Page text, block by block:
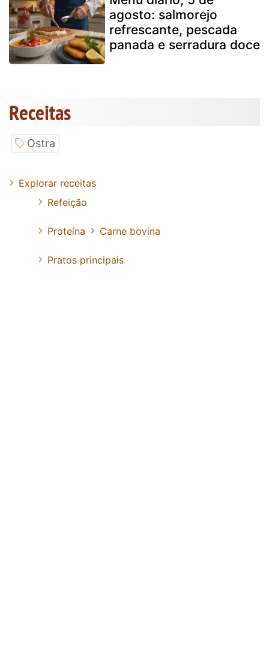
agosto: salmorejo
refrescante, pescada
panada e serradura doce
Receitas
Ostra
Explorar receitas
Refeição
Proteína Carne bovina
Pratos principais